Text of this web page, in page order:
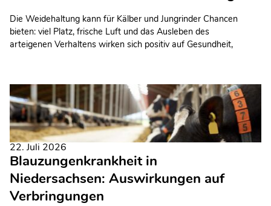
Die Weidehaltung kann für Kälber und Jungrinder Chancen
bieten: viel Platz, frische Luft und das Ausleben des
arteigenen Verhaltens wirken sich positiv auf Gesundheit,
insbesondere im Umgang mit Witterungseinflüssen, Parasiten
und Fütterungsfragen.
22. Juli 2026
Blauzungenkrankheit in
Niedersachsen: Auswirkungen auf
Verbringungen